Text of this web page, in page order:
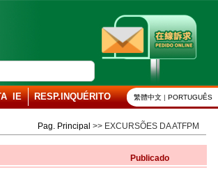
IE RESP.INQUÉRITO 繁體中文 | PORTUGUÊS
Pag. Principal >> EXCURSÕES DA ATFPM
Publicado